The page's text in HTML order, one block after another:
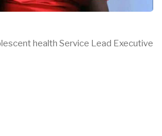
health Service Lead Executive